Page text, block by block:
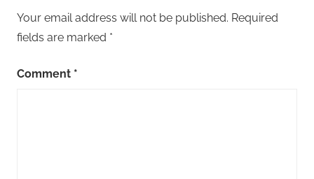
Your email address will not be published. Required
fields are marked *
Comment *